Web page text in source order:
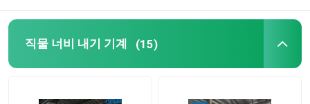
직물 너비 내기 기계 (15)